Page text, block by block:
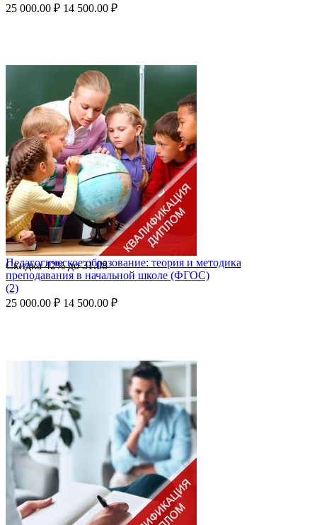
25 000.00 ₽ 14 500.00 ₽
Скидка42%до31.08
Педагогическое образование: теория и методика
преподавания в начальной школе (ФГОС)
(2)
25 000.00 ₽ 14 500.00 ₽